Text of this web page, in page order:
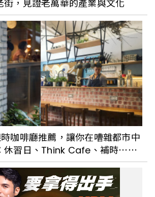
府城的日式風華！台南「河童町故事
替安平老城區打造昭和年代復古商店
風貌
街，見證老萬華的產業與文化
咖啡廳推薦，讓你在嘈雜都市中
休習日、Think Cafe、補時⋯⋯